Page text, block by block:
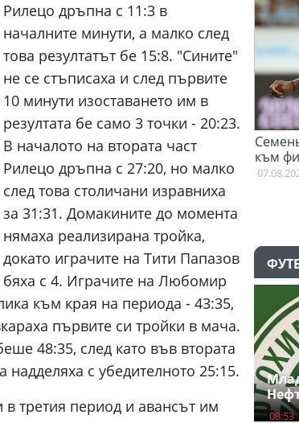
Рилецо дръпна с 11:3 в
началните минути, а малко след
това резултатът бе 15:8. "Сините"
не се стъписаха и след първите
10 минути изоставането им в
резултата бе само 3 точки - 20:23.
В началото на втората част
Рилецо дръпна с 27:20, но малко
след това столичани изравниха
за 31:31. Домакините до момента
нямаха реализирана тройка,
докато играчите на Тити Папазов
бяха с 4. Играчите на Любомир
към края на периода - 43:35,
първите си тройки в мача.
48:35, след като във втората
с убедителното 25:15.
третия период и авансът им
Семеньо: Трябва да се
към философията на Мареска
07.08.2026
08:53